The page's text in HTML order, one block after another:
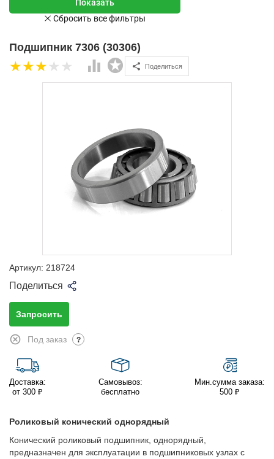
Подшипник 7306 (30306)
Поделиться
Артикул: 218724
Поделиться
Запросить
Под заказ ?
Доставка:
от 300 ₽
Самовывоз:
бесплатно
Мин.сумма заказа:
500 ₽
Роликовый конический однорядный
Конический роликовый подшипник, однорядный,
предназначен для эксплуатации в подшипниковых узлах с